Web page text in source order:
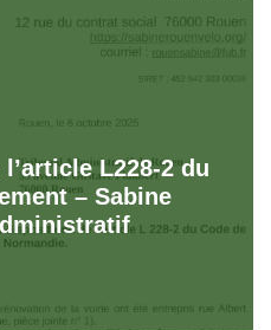
L228-2 du
– Sabine